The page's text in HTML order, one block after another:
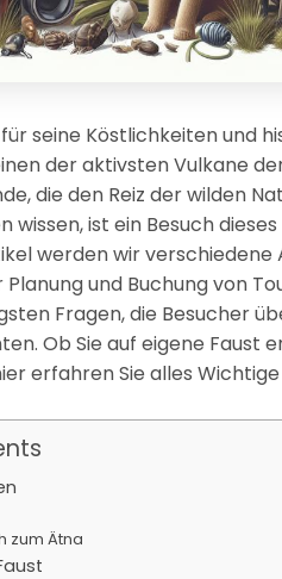
seine Köstlichkeiten und
der aktivsten Vulkane
die den Reiz der wilden
wissen, ist ein Besuch
werden wir
und Buchung von
Fragen, die Besucher
Ob Sie auf eigene Faust
erfahren Sie alles
zum Ätna